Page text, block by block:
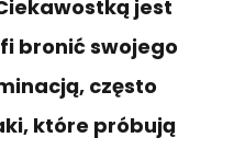
jest
bronić swojego
często
które próbują